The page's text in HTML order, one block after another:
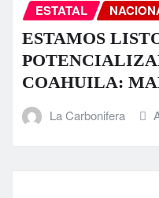
ESTATAL
ESTAMOS
COAHUILA:
La Carbonifera